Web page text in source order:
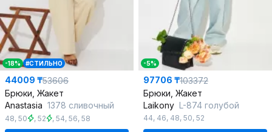
-18% #СТИЛЬНО
44009 ₸53606
Брюки, Жакет
Anastasia 1378 сливочный
48, 50 , 52 , 54, 56, 58
-5%
97706 ₸103372
Брюки, Жакет
Laikony L-874 голубой
44, 46, 48, 50, 52